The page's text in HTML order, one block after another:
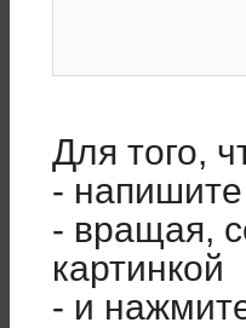
Для того,
-
- вращая,
картинкой
- и